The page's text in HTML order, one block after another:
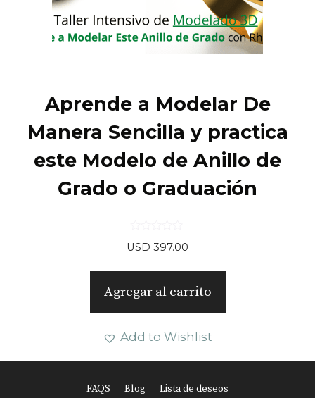
Aprende a Modelar De
Manera Sencilla y practica
este Modelo de Anillo de
Grado o Graduación
d
5
USD 397.00
Agregar al carrito
Add to Wishlist
FAQS Blog Lista de deseos